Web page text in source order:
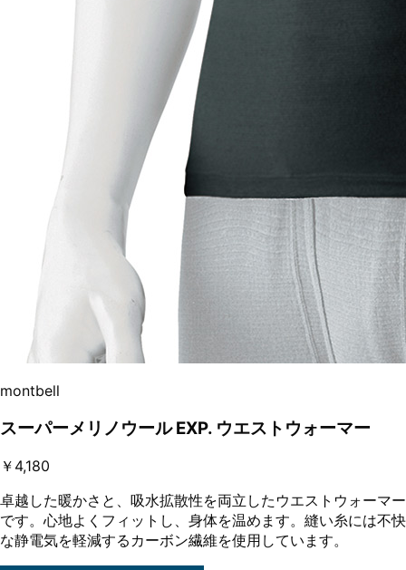
montbell
スーパーメリノウール EXP. ウエストウォーマー
￥4,180
卓越した暖かさと、吸水拡散性を両立したウエストウォーマー
です。心地よくフィットし、身体を温めます。縫い糸には不快
な静電気を軽減するカーボン繊維を使用しています。